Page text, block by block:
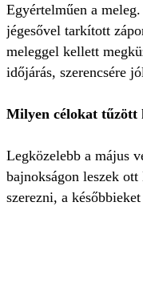
Egyértelműen a
jégesővel tarkított
meleggel kellett
időjárás, szerencsére
Milyen célokat tűzött
Legközelebb a május
bajnokságon leszek
szerezni, a